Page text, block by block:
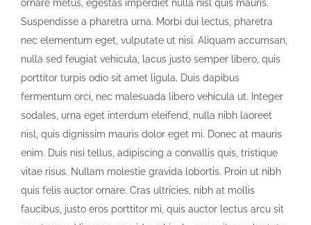
ornare metus, egestas imperdiet nulla nisl quis mauris.
Suspendisse a pharetra urna. Morbi dui lectus, pharetra
nec elementum eget, vulputate ut nisi. Aliquam accumsan,
nulla sed feugiat vehicula, lacus justo semper libero, quis
porttitor turpis odio sit amet ligula. Duis dapibus
fermentum orci, nec malesuada libero vehicula ut. Integer
sodales, urna eget interdum eleifend, nulla nibh laoreet
nisl, quis dignissim mauris dolor eget mi. Donec at mauris
enim. Duis nisi tellus, adipiscing a convallis quis, tristique
vitae risus. Nullam molestie gravida lobortis. Proin ut nibh
quis felis auctor ornare. Cras ultricies, nibh at mollis
faucibus, justo eros porttitor mi, quis auctor lectus arcu sit